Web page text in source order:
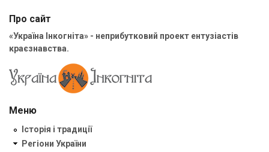
Про сайт
«Україна Інкогніта» - неприбутковий проект ентузіастів
краєзнавства.
Меню
Історія і традиції
Регіони України